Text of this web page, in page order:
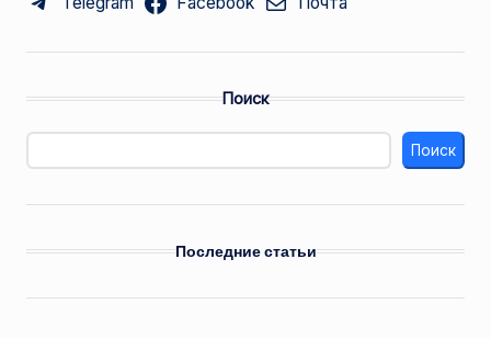
Поиск
Поиск
Последние статьи